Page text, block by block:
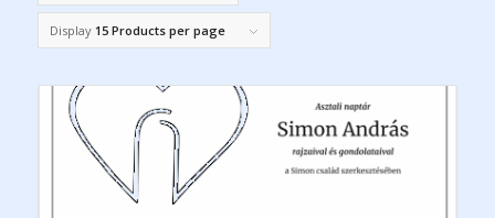
Display 15 Products per page